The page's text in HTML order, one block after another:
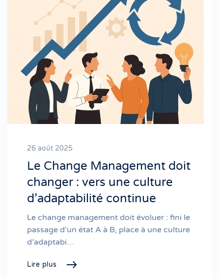
26 août 2025
Le Change Management doit
changer : vers une culture
d’adaptabilité continue
Le change management doit évoluer : fini le
passage d’un état A à B, place à une culture
d’adaptabi…
Lire plus